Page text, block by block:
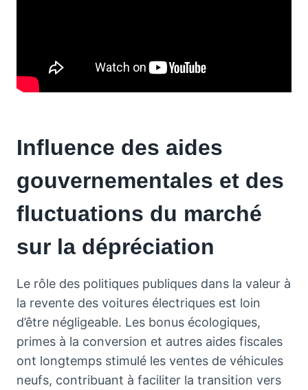
Influence des aides
gouvernementales et des
fluctuations du marché
sur la dépréciation
Le rôle des politiques publiques dans la valeur à
la revente des voitures électriques est loin
d’être négligeable. Les bonus écologiques,
primes à la conversion et autres aides fiscales
ont longtemps stimulé les ventes de véhicules
neufs, contribuant à faciliter la transition vers